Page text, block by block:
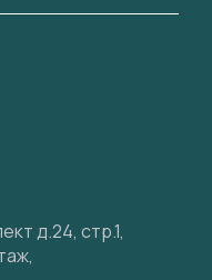
д.24, стр.1,